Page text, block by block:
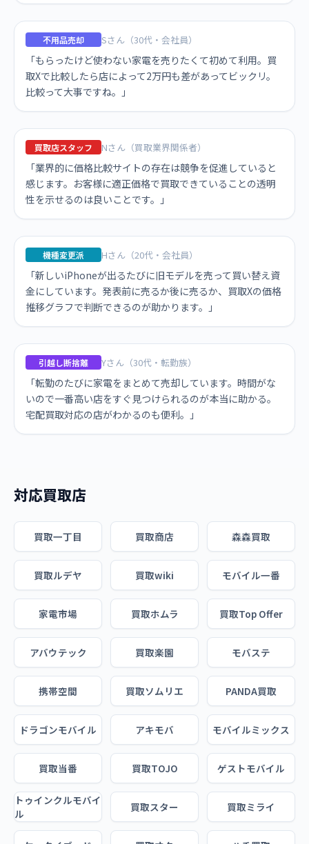
不用品売却 Sさん（30代・会社員）
「もらったけど使わない家電を売りたくて初めて利用。買
取Xで比較したら店によって2万円も差があってビックリ。
比較って大事ですね。」
買取店スタッフ Nさん（買取業界関係者）
「業界的に価格比較サイトの存在は競争を促進していると
感じます。お客様に適正価格で買取できていることの透明
性を示せるのは良いことです。」
機種変更派 Hさん（20代・会社員）
「新しいiPhoneが出るたびに旧モデルを売って買い替え資
金にしています。発表前に売るか後に売るか、買取Xの価格
推移グラフで判断できるのが助かります。」
引越し断捨離 Yさん（30代・転勤族）
「転勤のたびに家電をまとめて売却しています。時間がな
いので一番高い店をすぐ見つけられるのが本当に助かる。
宅配買取対応の店がわかるのも便利。」
対応買取店
買取一丁目 買取商店 森森買取
買取ルデヤ 買取wiki モバイル一番
家電市場 買取ホムラ 買取Top Offer
アバウテック 買取楽園 モバステ
携帯空間 買取ソムリエ PANDA買取
ドラゴンモバイル アキモバ モバイルミックス
買取当番 買取TOJO ゲストモバイル
トゥインクルモバイ
ル
買取スター 買取ミライ